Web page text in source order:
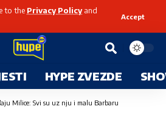
to the Privacy Policyand
Accept
HYPE ZVEZDE
Milice: Svi su uz nju i malu Barbaru